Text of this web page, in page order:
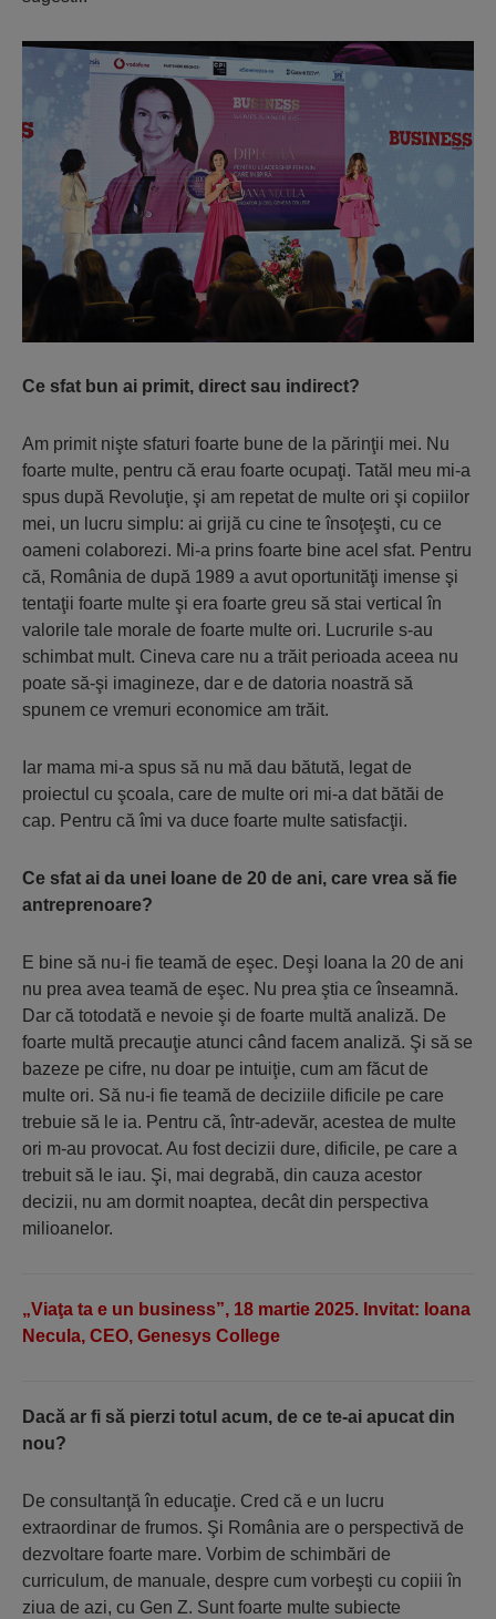
Ce sfat bun ai primit, direct sau indirect?
Am primit nişte sfaturi foarte bune de la părinţii mei. Nu
foarte multe, pentru că erau foarte ocupaţi. Tatăl meu mi-a
spus după Revoluţie, şi am repetat de multe ori şi copiilor
mei, un lucru simplu: ai grijă cu cine te însoţeşti, cu ce
oameni colaborezi. Mi-a prins foarte bine acel sfat. Pentru
că, România de după 1989 a avut oportunităţi imense şi
tentaţii foarte multe şi era foarte greu să stai vertical în
valorile tale morale de foarte multe ori. Lucrurile s-au
schimbat mult. Cineva care nu a trăit perioada aceea nu
poate să-şi imagineze, dar e de datoria noastră să
spunem ce vremuri economice am trăit.
Iar mama mi-a spus să nu mă dau bătută, legat de
proiectul cu şcoala, care de multe ori mi-a dat bătăi de
cap. Pentru că îmi va duce foarte multe satisfacţii.
Ce sfat ai da unei Ioane de 20 de ani, care vrea să fie
antreprenoare?
E bine să nu-i fie teamă de eşec. Deşi Ioana la 20 de ani
nu prea avea teamă de eşec. Nu prea ştia ce înseamnă.
Dar că totodată e nevoie şi de foarte multă analiză. De
foarte multă precauţie atunci când facem analiză. Şi să se
bazeze pe cifre, nu doar pe intuiţie, cum am făcut de
multe ori. Să nu-i fie teamă de deciziile dificile pe care
trebuie să le ia. Pentru că, într-adevăr, acestea de multe
ori m-au provocat. Au fost decizii dure, dificile, pe care a
trebuit să le iau. Şi, mai degrabă, din cauza acestor
decizii, nu am dormit noaptea, decât din perspectiva
milioanelor.
„Viaţa ta e un business”, 18 martie 2025. Invitat: Ioana
Necula, CEO, Genesys College
Dacă ar fi să pierzi totul acum, de ce te-ai apucat din
nou?
De consultanţă în educaţie. Cred că e un lucru
extraordinar de frumos. Şi România are o perspectivă de
dezvoltare foarte mare. Vorbim de schimbări de
curriculum, de manuale, despre cum vorbeşti cu copiii în
ziua de azi, cu Gen Z. Sunt foarte multe subiecte